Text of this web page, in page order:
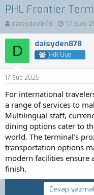
PHL Frontier
K
o
n
y
u
a
ş
l
a
a
n
daisyden878
B
a
ş
l
a
n
ç
t
a
r
h
i
17 Şub
D daisyden878
KK Üye
17 Şub 2025
For international
a range of services to
Multilingual staff,
dining options cater to
world. The terminal’s
transportation options
modern facilities ensure
finish.
Cevap